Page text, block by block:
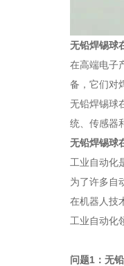
无铅焊锡球
在高端电子
备，它们对
无铅焊锡球
统、传感器
无铅焊锡球
工业自动化
为了许多自
在机器人技
工业自动化
问题1：无